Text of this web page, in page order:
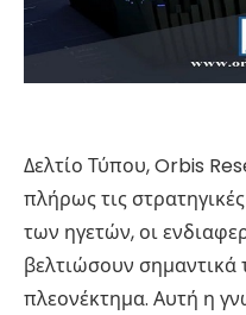
Δελτίο Τύπου, Orbis
πλήρως τις
των ηγετών, οι
βελτιώσουν σημαντικά
πλεονέκτημα. Αυτή η